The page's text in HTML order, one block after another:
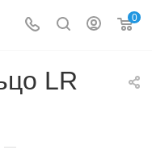
0
LR
—